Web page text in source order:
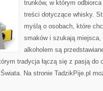
trunków, w którym
treści dotyczące whisky.
myślą o osobach, które
smaków i szukają
alkoholem są
tradycja łączą się z pasją do
Na stronie TadzikPije.pl